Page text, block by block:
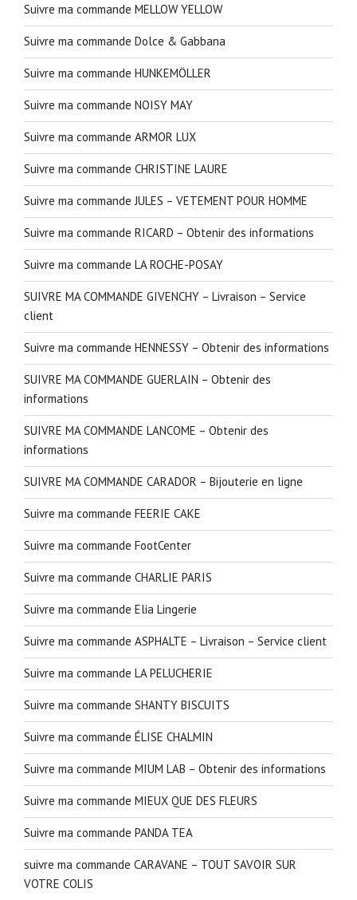
Suivre ma commande MELLOW YELLOW
Suivre ma commande Dolce & Gabbana
Suivre ma commande HUNKEMÖLLER
Suivre ma commande NOISY MAY
Suivre ma commande ARMOR LUX
Suivre ma commande CHRISTINE LAURE
Suivre ma commande JULES – VETEMENT POUR HOMME
Suivre ma commande RICARD – Obtenir des informations
Suivre ma commande LA ROCHE-POSAY
SUIVRE MA COMMANDE GIVENCHY – Livraison – Service
client
Suivre ma commande HENNESSY – Obtenir des informations
SUIVRE MA COMMANDE GUERLAIN – Obtenir des
informations
SUIVRE MA COMMANDE LANCOME – Obtenir des
informations
SUIVRE MA COMMANDE CARADOR – Bijouterie en ligne
Suivre ma commande FEERIE CAKE
Suivre ma commande FootCenter
Suivre ma commande CHARLIE PARIS
Suivre ma commande Elia Lingerie
Suivre ma commande ASPHALTE – Livraison – Service client
Suivre ma commande LA PELUCHERIE
Suivre ma commande SHANTY BISCUITS
Suivre ma commande ÉLISE CHALMIN
Suivre ma commande MIUM LAB – Obtenir des informations
Suivre ma commande MIEUX QUE DES FLEURS
Suivre ma commande PANDA TEA
suivre ma commande CARAVANE – TOUT SAVOIR SUR
VOTRE COLIS